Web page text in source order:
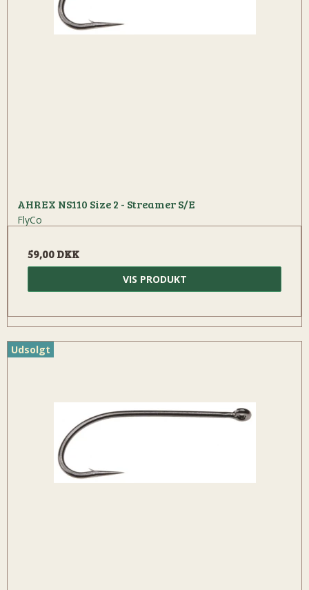
AHREX NS110 Size 2 - Streamer S/E
FlyCo
59,00 DKK
VIS PRODUKT
Udsolgt